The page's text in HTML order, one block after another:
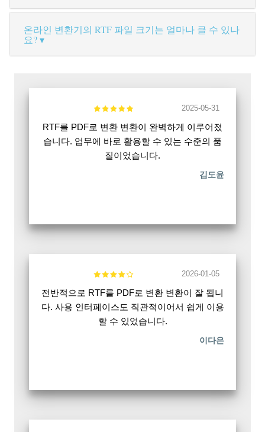
온라인 변환기의 RTF 파일 크기는 얼마나 클 수 있나
요?
2025-05-31
RTF를 PDF로 변환 변환이 완벽하게 이루어졌
습니다. 업무에 바로 활용할 수 있는 수준의 품
질이었습니다.
김도윤
2026-01-05
전반적으로 RTF를 PDF로 변환 변환이 잘 됩니
다. 사용 인터페이스도 직관적이어서 쉽게 이용
할 수 있었습니다.
이다은